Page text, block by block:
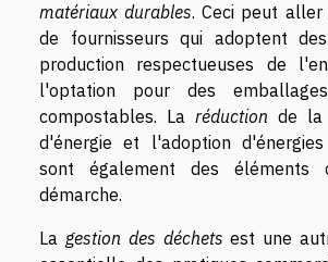
matériaux durables. Ceci peut
de fournisseurs qui adoptent
production respectueuses de
l'optation pour des
compostables. La réduction de la
d'énergie et l'adoption
sont également des éléments
démarche.
La gestion des déchets est une